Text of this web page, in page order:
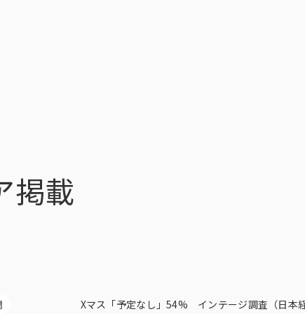
ビジョン 社長メ
掲載
Xマス「予定なし」54% インテージ調査（日本経